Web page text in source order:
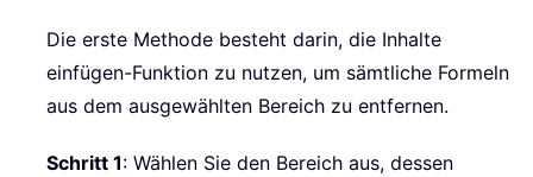
Die erste Methode besteht darin, die Inhalte
einfügen-Funktion zu nutzen, um sämtliche Formeln
aus dem ausgewählten Bereich zu entfernen.
Schritt 1: Wählen Sie den Bereich aus, dessen